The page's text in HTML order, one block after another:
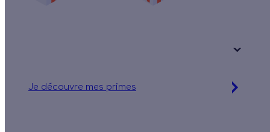
Je découvre mes primes